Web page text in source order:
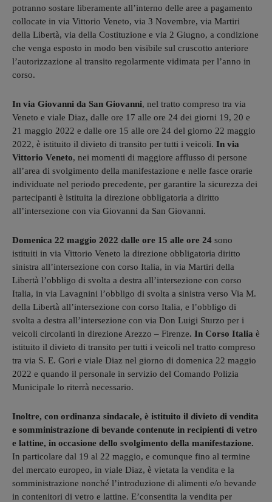
potranno sostare liberamente all’interno delle aree a pagamento
collocate in via Vittorio Veneto, via 3 Novembre, via Martiri
della Libertà, via della Costituzione e via 2 Giugno, a condizione
che venga esposto in modo ben visibile sul cruscotto anteriore
l’autorizzazione al transito regolarmente vidimata per l’anno in
corso.
In via Giovanni da San Giovanni, nel tratto compreso tra via
Veneto e viale Diaz, dalle ore 17 alle ore 24 dei giorni 19, 20 e
21 maggio 2022 e dalle ore 15 alle ore 24 del giorno 22 maggio
2022, è istituito il divieto di transito per tutti i veicoli. In via
Vittorio Veneto, nei momenti di maggiore afflusso di persone
all’area di svolgimento della manifestazione e nelle fasce orarie
individuate nel periodo precedente, per garantire la sicurezza dei
partecipanti è istituita la direzione obbligatoria a diritto
all’intersezione con via Giovanni da San Giovanni.
Domenica 22 maggio 2022 dalle ore 15 alle ore 24 sono
istituiti in via Vittorio Veneto la direzione obbligatoria diritto
sinistra all’intersezione con corso Italia, in via Martiri della
Libertà l’obbligo di svolta a destra all’intersezione con corso
Italia, in via Lavagnini l’obbligo di svolta a sinistra verso Via M.
della Libertà all’intersezione con corso Italia, e l’obbligo di
svolta a destra all’intersezione con via Don Luigi Sturzo per i
veicoli circolanti in direzione Arezzo – Firenze. In Corso Italia è
istituito il divieto di transito per tutti i veicoli nel tratto compreso
tra via S. E. Gori e viale Diaz nel giorno di domenica 22 maggio
2022 e quando il personale in servizio del Comando Polizia
Municipale lo riterrà necessario.
Inoltre, con ordinanza sindacale, è istituito il divieto di vendita
e somministrazione di bevande contenute in recipienti di vetro
e lattine, in occasione dello svolgimento della manifestazione.
In particolare dal 19 al 22 maggio, e comunque fino al termine
del mercato europeo, in viale Diaz, è vietata la vendita e la
somministrazione nonché l’introduzione di alimenti e/o bevande
in contenitori di vetro e lattine. E’consentita la vendita per